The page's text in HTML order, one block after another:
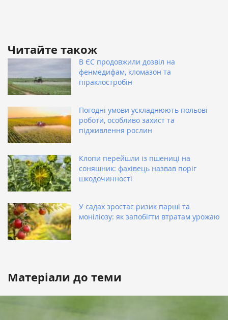
Читайте також
В ЄС продовжили дозвіл на
фенмедифам, кломазон та
піраклостробін
Погодні умови ускладнюють польові
роботи, особливо захист та
підживлення рослин
Клопи перейшли із пшениці на
соняшник: фахівець назвав поріг
шкодочинності
У садах зростає ризик парші та
моніліозу: як запобігти втратам урожаю
Матеріали до теми